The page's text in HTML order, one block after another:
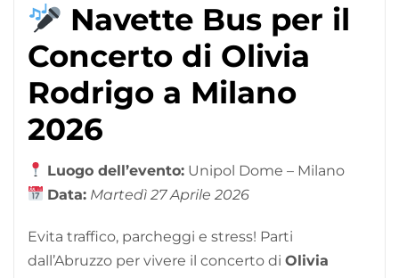
Navette Bus per il
Concerto di Olivia
Rodrigo a Milano
2026
Luogo dell’evento: Unipol Dome – Milano
Data: Martedì 27 Aprile 2026
Evita traffico, parcheggi e stress! Parti
dall’Abruzzo per vivere il concerto di Olivia